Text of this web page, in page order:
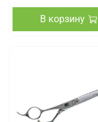
В корзину